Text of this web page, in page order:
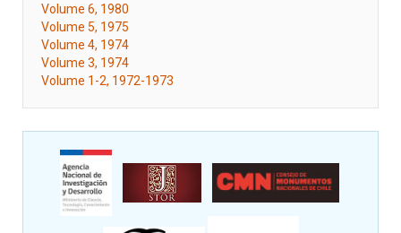
Volume 6, 1980
Volume 5, 1975
Volume 4, 1974
Volume 3, 1974
Volume 1-2, 1972-1973